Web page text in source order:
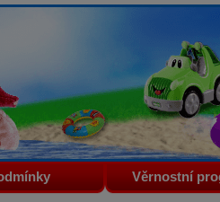
Věrnostní